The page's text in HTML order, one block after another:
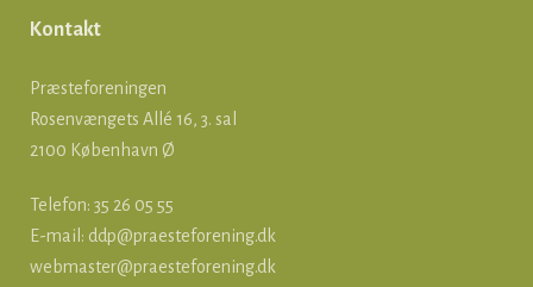
Kontakt
Præsteforeningen
Rosenvængets Allé 16, 3. sal
2100 København Ø
Telefon: 35 26 05 55
E-mail: ddp@praesteforening.dk
webmaster@praesteforening.dk